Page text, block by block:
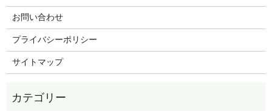
お問い合わせ
プライバシーポリシー
サイトマップ